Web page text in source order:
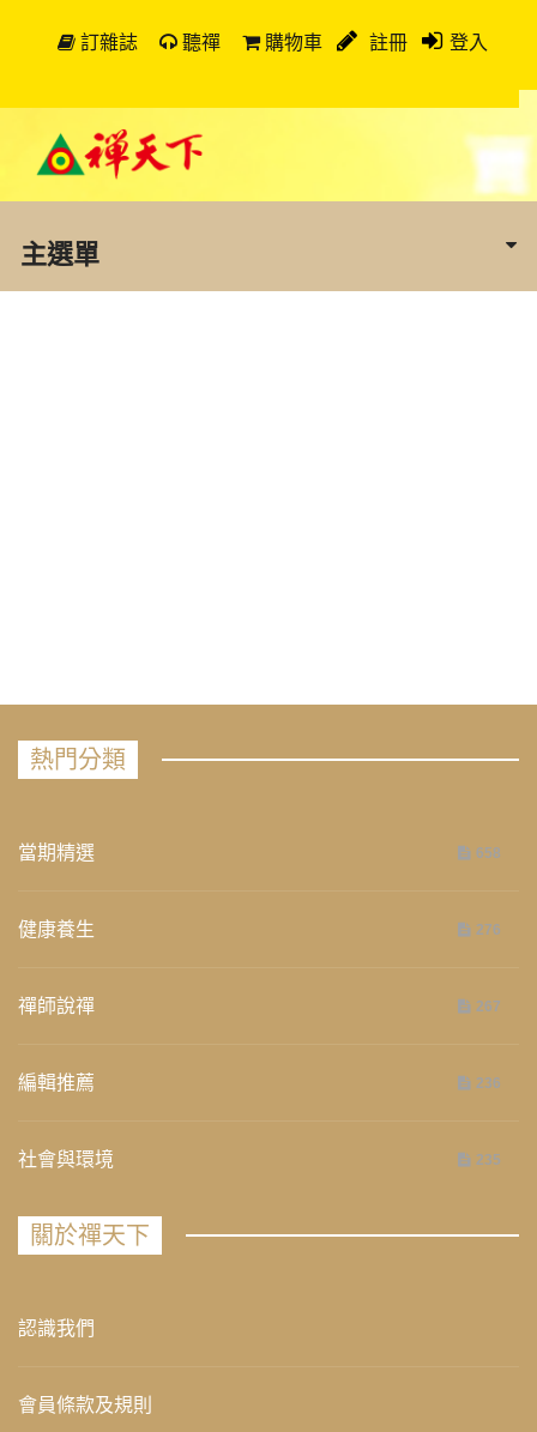
訂雜誌 聽禪 購物車 註冊 登入
主選單
熱門分類
當期精選 658
健康養生 276
禪師說禪 267
編輯推薦 236
社會與環境 235
關於禪天下
認識我們
會員條款及規則